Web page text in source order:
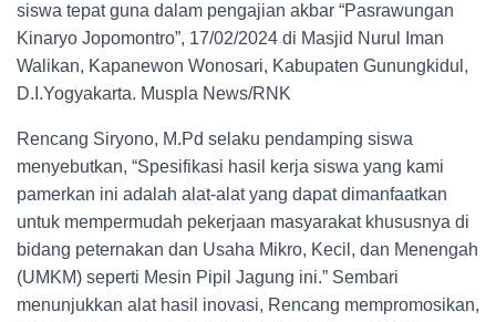
siswa tepat guna dalam pengajian akbar “Pasrawungan
Kinaryo Jopomontro”, 17/02/2024 di Masjid Nurul Iman
Walikan, Kapanewon Wonosari, Kabupaten Gunungkidul,
D.I.Yogyakarta. Muspla News/RNK
Rencang Siryono, M.Pd selaku pendamping siswa
menyebutkan, “Spesifikasi hasil kerja siswa yang kami
pamerkan ini adalah alat-alat yang dapat dimanfaatkan
untuk mempermudah pekerjaan masyarakat khususnya di
bidang peternakan dan Usaha Mikro, Kecil, dan Menengah
(UMKM) seperti Mesin Pipil Jagung ini.” Sembari
menunjukkan alat hasil inovasi, Rencang mempromosikan,